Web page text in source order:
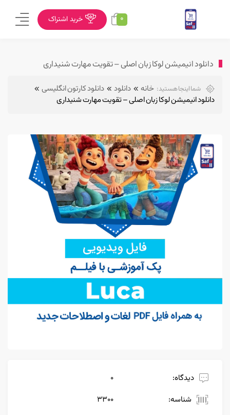
0 خرید اشتراک
دانلود انیمیشن لوکا زبان اصلی – تقویت مهارت شنیداری
شما اینجا هستید: خانه دانلود
دانلود کارتون انگلیسی
دانلود انیمیشن لوکا زبان اصلی – تقویت مهارت شنیداری
دیدگاه:
0
شناسه:
3300